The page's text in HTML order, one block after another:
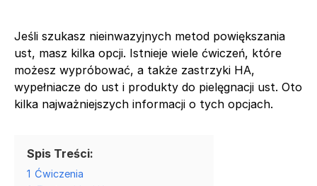
Jeśli szukasz nieinwazyjnych metod powiększania
ust, masz kilka opcji. Istnieje wiele ćwiczeń, które
możesz wypróbować, a także zastrzyki HA,
wypełniacze do ust i produkty do pielęgnacji ust. Oto
kilka najważniejszych informacji o tych opcjach.
Spis Treści:
1 Ćwiczenia